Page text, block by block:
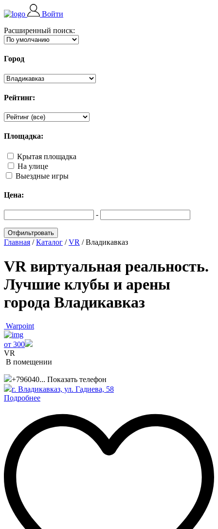
Войти
Расширенный поиск:
Город
Рейтинг:
Площадка:
Крытая площадка
На улице
Выездные игры
Цена:
-
Главная /Каталог /VR /Владикавказ
VR виртуальная реальность.
Лучшие клубы и арены
города Владикавказ
Warpoint
от 300
VR
В помещении
+796040... Показать телефон
г. Владикавказ, ул. Гадиева, 58
Подробнее